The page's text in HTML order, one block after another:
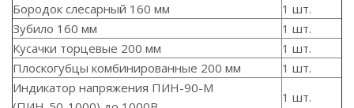
Бородок слесарный 160 мм
1 шт.
Зубило 160 мм
1 шт.
Кусачки торцевые 200 мм
1 шт.
Плоскогубцы комбинированные 200 мм
1 шт.
Индикатор напряжения ПИН-90-М
1 шт.